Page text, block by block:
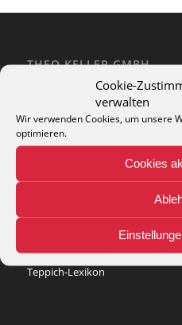
Cookie-
verwalten
Wir verwenden Cookies, um unsere
optimieren.
Cookies
THEO KELLER GMBH
Lohackerstr. 30
44867 Bochum
phone: + 49 (2327) 3083 - 20
e-mail:info@theko-collection.com
INFO
Teppich-Lexikon